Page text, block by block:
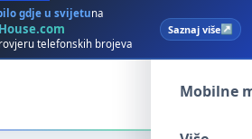
gdje u svijetuna
telefonskih brojeva
Saznaj više
Spam
Mobilne